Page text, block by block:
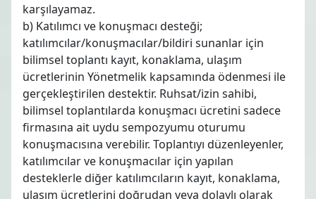
karşılayamaz.
b) Katılımcı ve konuşmacı desteği;
katılımcılar/konuşmacılar/bildiri sunanlar için
bilimsel toplantı kayıt, konaklama, ulaşım
ücretlerinin Yönetmelik kapsamında ödenmesi ile
gerçekleştirilen destektir. Ruhsat/izin sahibi,
bilimsel toplantılarda konuşmacı ücretini sadece
firmasına ait uydu sempozyumu oturumu
konuşmacısına verebilir. Toplantıyı düzenleyenler,
katılımcılar ve konuşmacılar için yapılan
desteklerle diğer katılımcıların kayıt, konaklama,
ulaşım ücretlerini doğrudan veya dolaylı olarak